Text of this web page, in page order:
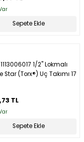
Sepete Ekle
1/2'' Lokmalı
Star (Torx®) Uç Takımı 17
TL
Sepete Ekle